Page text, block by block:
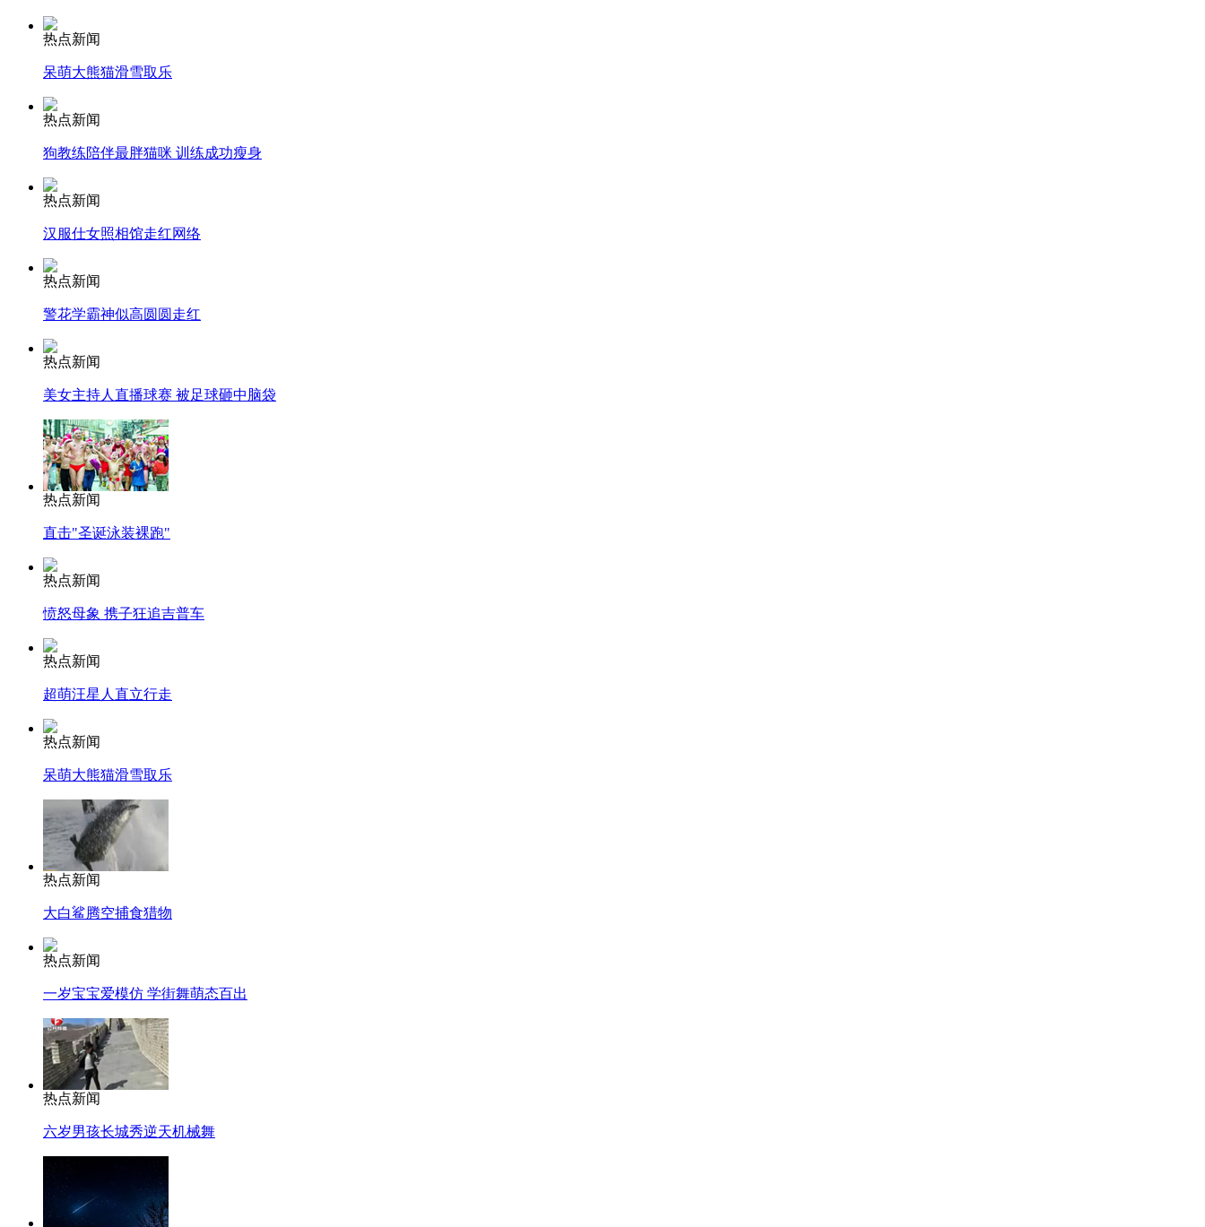
安徽一实载49人客车翻车
消防员救轻生者 花炮节热闹非凡
司机酒驾遇交警 急速倒车逃窜
热点新闻
呆萌大熊猫滑雪取乐
热点新闻
狗教练陪伴最胖猫咪 训练成功瘦身
热点新闻
汉服仕女照相馆走红网络
热点新闻
警花学霸神似高圆圆走红
热点新闻
美女主持人直播球赛 被足球砸中脑袋
热点新闻
直击"圣诞泳装裸跑"
热点新闻
愤怒母象 携子狂追吉普车
热点新闻
超萌汪星人直立行走
热点新闻
呆萌大熊猫滑雪取乐
热点新闻
大白鲨腾空捕食猎物
热点新闻
一岁宝宝爱模仿 学街舞萌态百出
热点新闻
六岁男孩长城秀逆天机械舞